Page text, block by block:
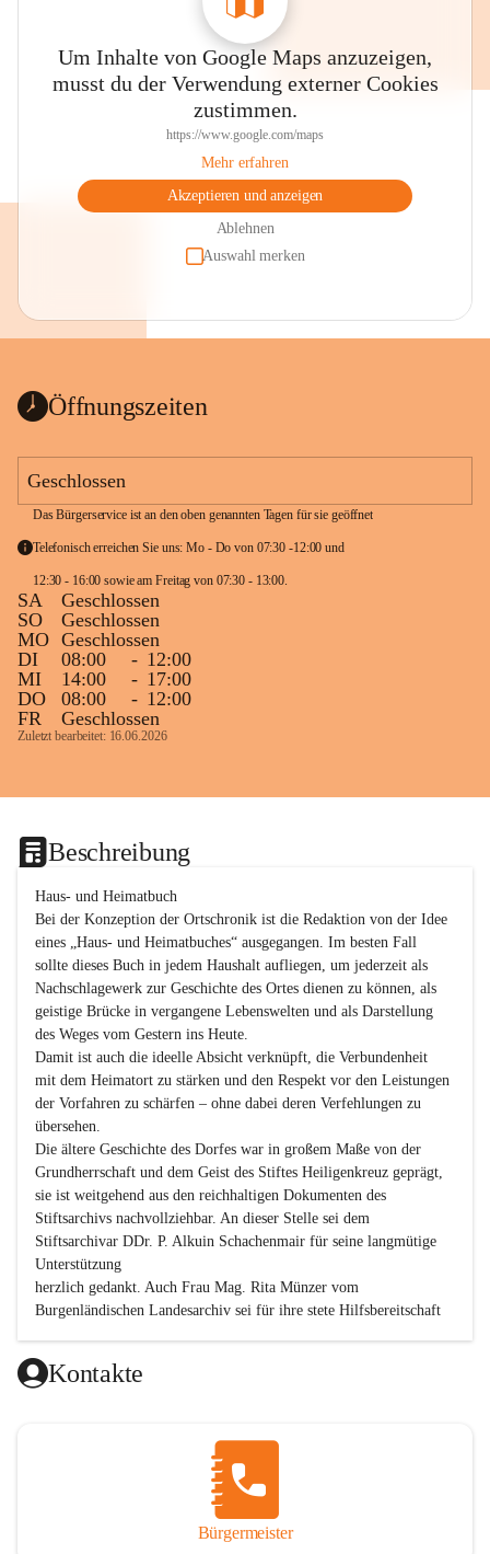
Um Inhalte von Google Maps anzuzeigen,
musst du der Verwendung externer Cookies
zustimmen.
https://www.google.com/maps
Mehr erfahren
Akzeptieren und anzeigen
Ablehnen
Auswahl merken
Öffnungszeiten
Geschlossen
Das Bürgerservice ist an den oben genannten Tagen für sie geöffnet
Telefonisch erreichen Sie uns: Mo - Do von 07:30 -12:00 und
SA
Geschlossen
SO
Geschlossen
MO Geschlossen
DI
08:00 - 12:00
MI
14:00 - 17:00
DO
08:00 - 12:00
FR
Geschlossen
Zuletzt bearbeitet: 16.06.2026
Beschreibung
Haus- und Heimatbuch
Bei der Konzeption der Ortschronik ist die Redaktion von der Idee
eines „Haus- und Heimatbuches“ ausgegangen. Im besten Fall
sollte dieses Buch in jedem Haushalt aufliegen, um jederzeit als
Nachschlagewerk zur Geschichte des Ortes dienen zu können, als
geistige Brücke in vergangene Lebenswelten und als Darstellung
des Weges vom Gestern ins Heute.
Damit ist auch die ideelle Absicht verknüpft, die Verbundenheit
mit dem Heimatort zu stärken und den Respekt vor den Leistungen
der Vorfahren zu schärfen – ohne dabei deren Verfehlungen zu
übersehen.
Die ältere Geschichte des Dorfes war in großem Maße von der
Grundherrschaft und dem Geist des Stiftes Heiligenkreuz geprägt,
sie ist weitgehend aus den reichhaltigen Dokumenten des
Stiftsarchivs nachvollziehbar. An dieser Stelle sei dem
Stiftsarchivar DDr. P. Alkuin Schachenmair für seine langmütige
Unterstützung
herzlich gedankt. Auch Frau Mag. Rita Münzer vom
Burgenländischen Landesarchiv sei für ihre stete Hilfsbereitschaft
Dank gilt den Textautoren dieser Chronik, dem kleinen
Redaktionsteam, für die gute Zusammenarbeit.
gedankt werden, die durch ihre Erinnerungen, Informationen und
durch das Überlassen von Fotos und Dokumenten zum Gesamtbild
dieses Buches wesentlich beigetragen haben.
Der Zeitdruck war enorm, um das Werk auch zeitgerecht für das
Kontakte
Bürgermeister